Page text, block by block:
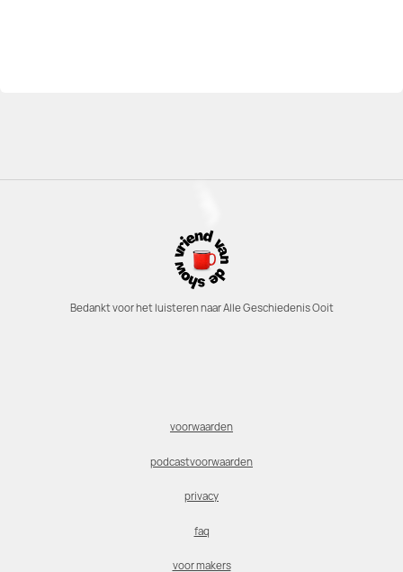
Bedankt voor het luisteren naar Alle Geschiedenis Ooit
voorwaarden
podcastvoorwaarden
privacy
faq
voor makers